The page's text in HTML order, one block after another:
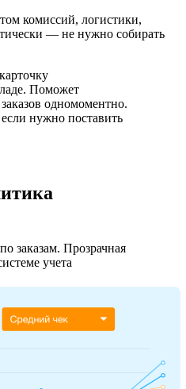
комиссий, логистики,
— не нужно собирать
Поможет
одномоментно.
нужно поставить
заказам. Прозрачная
учета